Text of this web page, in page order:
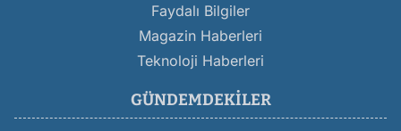
Faydalı Bilgiler
Magazin Haberleri
Teknoloji Haberleri
GÜNDEMDEKILER